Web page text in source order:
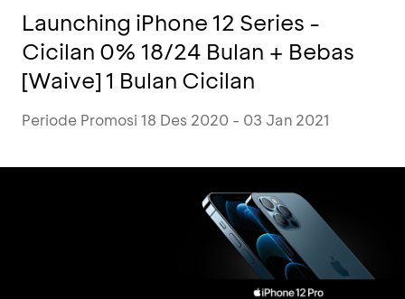
Launching iPhone 12 Series -
Cicilan 0% 18/24 Bulan + Bebas
[Waive] 1 Bulan Cicilan
Periode Promosi 18 Des 2020 - 03 Jan 2021